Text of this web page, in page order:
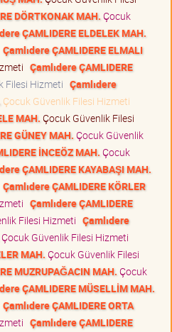
DÖRTKONAK MAH. Çocuk
ÇAMLIDERE ELDELEK MAH.
Çamlıdere ÇAMLIDERE ELMALI
Çamlıdere ÇAMLIDERE
Filesi Hizmeti Çamlıdere
Çocuk Güvenlik Filesi Hizmeti
MAH. Çocuk Güvenlik Filesi
GÜNEY MAH. Çocuk Güvenlik
İNCEÖZ MAH. Çocuk
ÇAMLIDERE KAYABAŞI MAH.
Çamlıdere ÇAMLIDERE KÖRLER
Çamlıdere ÇAMLIDERE
Filesi Hizmeti Çamlıdere
Çocuk Güvenlik Filesi Hizmeti
MAH. Çocuk Güvenlik Filesi
MUZRUPAĞACIN MAH. Çocuk
ÇAMLIDERE MÜSELLİM MAH.
Çamlıdere ÇAMLIDERE ORTA
Çamlıdere ÇAMLIDERE